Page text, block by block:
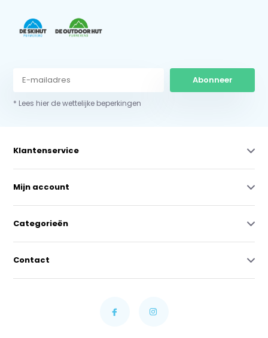
Abonneer
* Lees hier de wettelijke beperkingen
Klantenservice
Mijn account
Categorieën
Contact